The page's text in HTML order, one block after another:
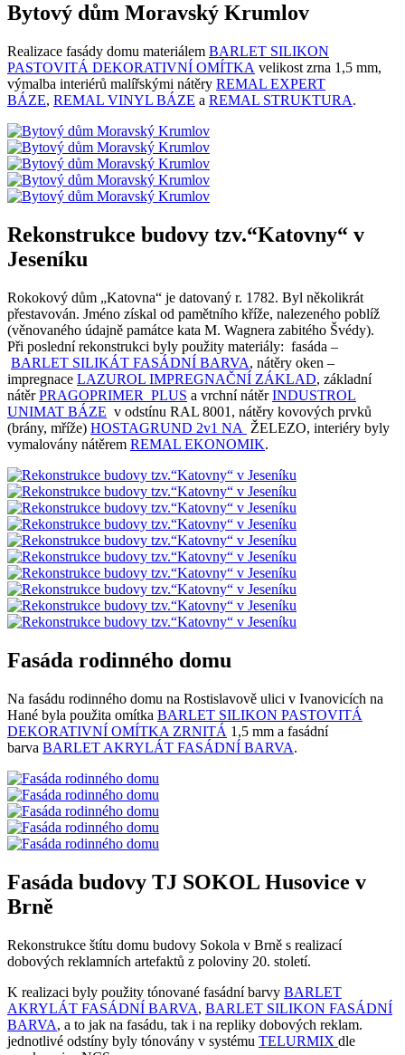
Bytový dům Moravský Krumlov
Realizace fasády domu materiálem BARLET SILIKON
PASTOVITÁ DEKORATIVNÍ OMÍTKA velikost zrna 1,5 mm,
výmalba interiérů malířskými nátěry REMAL EXPERT
BÁZE, REMAL VINYL BÁZE a REMAL STRUKTURA.
Rekonstrukce budovy tzv.“Katovny“ v
Jeseníku
Rokokový dům „Katovna“ je datovaný r. 1782. Byl několikrát
přestavován. Jméno získal od pamětního kříže, nalezeného poblíž
(věnovaného údajně památce kata M. Wagnera zabitého Švédy).
Při poslední rekonstrukci byly použity materiály: fasáda –
BARLET SILIKÁT FASÁDNÍ BARVA, nátěry oken –
impregnace LAZUROL IMPREGNAČNÍ ZÁKLAD, základní
nátěrPRAGOPRIMER PLUS a vrchní nátěrINDUSTROL
UNIMAT BÁZE v odstínu RAL 8001, nátěry kovových prvků
(brány, mříže) HOSTAGRUND 2v1 NA
ŽELEZO, interiéry byly
vymalovány nátěrem REMAL EKONOMIK.
Fasáda rodinného domu
Na fasádu rodinného domu na Rostislavově ulici v Ivanovicích na
Hané byla použita omítka BARLET SILIKON PASTOVITÁ
DEKORATIVNÍ OMÍTKA ZRNITÁ 1,5 mm a fasádní
barva BARLET AKRYLÁT FASÁDNÍ BARVA.
Fasáda budovy TJ SOKOL Husovice v
Brně
Rekonstrukce štítu domu budovy Sokola v Brně s realizací
dobových reklamních artefaktů z poloviny 20. století.
K realizaci byly použity tónované fasádní barvy BARLET
AKRYLÁT FASÁDNÍ BARVA, BARLET SILIKON FASÁDNÍ
BARVA, a to jak na fasádu, tak i na repliky dobových reklam.
jednotlivé odstíny byly tónovány v systému TELURMIX dle